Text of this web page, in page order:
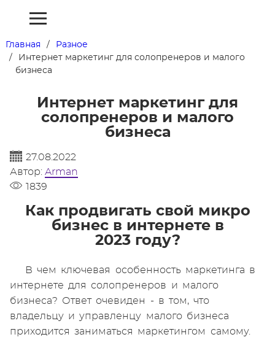
Главная
Разное
Интернет маркетинг для солопренеров и малого
бизнеса
Интернет маркетинг для
солопренеров и малого
бизнеса
27.08.2022
Автор: Arman
1839
Как продвигать свой микро
бизнес в интернете в
2023 году?
В чем ключевая особенность маркетинга в
интернете для солопренеров и малого
бизнеса? Ответ очевиден - в том, что
владельцу и управленцу малого бизнеса
приходится заниматься маркетингом самому.